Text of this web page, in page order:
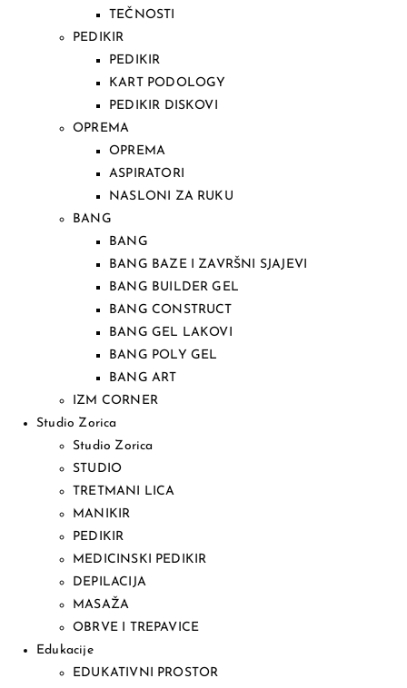
TEČNOSTI
PEDIKIR
PEDIKIR
KART PODOLOGY
PEDIKIR DISKOVI
OPREMA
OPREMA
ASPIRATORI
NASLONI ZA RUKU
BANG
BANG
BANG BAZE I ZAVRŠNI SJAJEVI
BANG BUILDER GEL
BANG CONSTRUCT
BANG GEL LAKOVI
BANG POLY GEL
BANG ART
IZM CORNER
Studio Zorica
Studio Zorica
STUDIO
TRETMANI LICA
MANIKIR
PEDIKIR
MEDICINSKI PEDIKIR
DEPILACIJA
MASAŽA
OBRVE I TREPAVICE
Edukacije
EDUKATIVNI PROSTOR